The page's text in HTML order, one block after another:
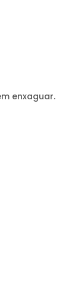
enxaguar.